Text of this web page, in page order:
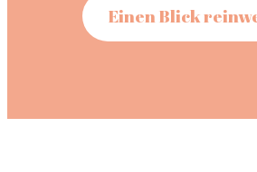
Einen Blick